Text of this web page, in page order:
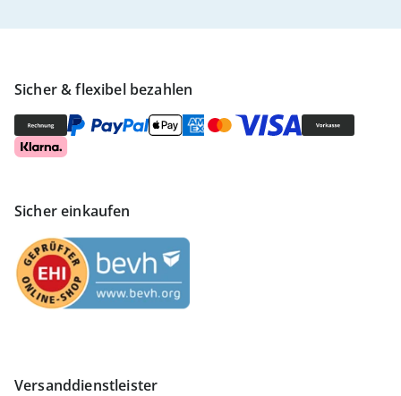
Sicher & flexibel bezahlen
Sicher einkaufen
Versanddienstleister